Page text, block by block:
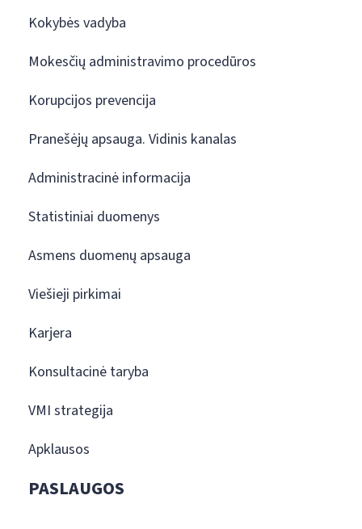
Kokybės vadyba
Mokesčių administravimo procedūros
Korupcijos prevencija
Pranešėjų apsauga. Vidinis kanalas
Administracinė informacija
Statistiniai duomenys
Asmens duomenų apsauga
Viešieji pirkimai
Karjera
Konsultacinė taryba
VMI strategija
Apklausos
PASLAUGOS